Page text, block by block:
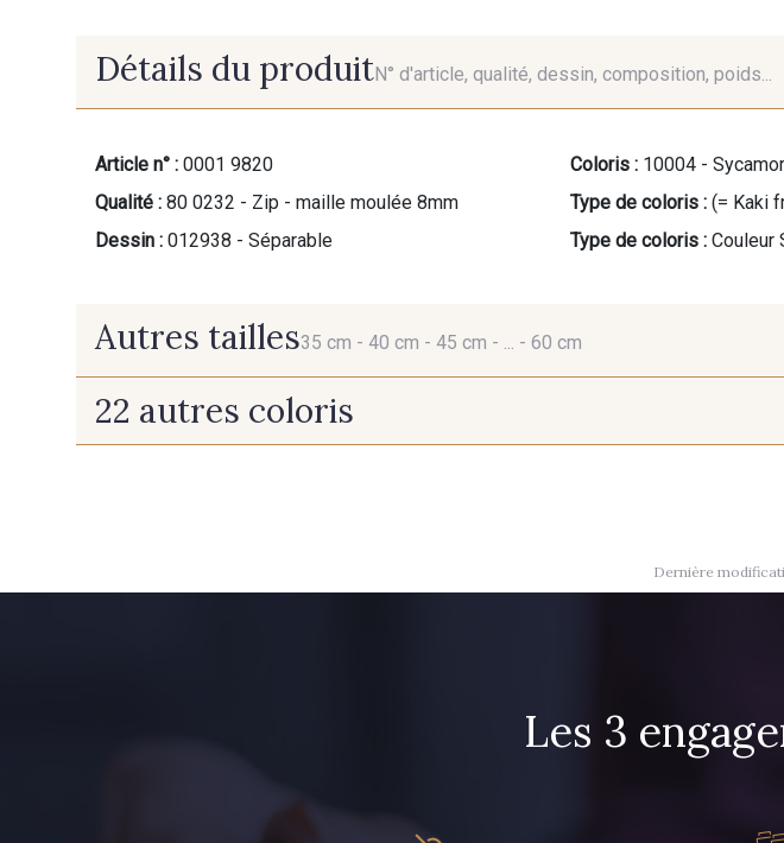
Détails du produitN° d'article, qualité, dessin, composition, poids...
Article n° : 0001 9820
Qualité : 80 0232 - Zip - maille moulée 8mm
Dessin : 012938 - Séparable
Coloris : 10004 -
Type de coloris : (= Kaki
Type de coloris : Couleur
Autres tailles35 cm - 40 cm - 45 cm - ... - 60 cm
35 cm
22 autres coloris
7994 - Indigo foncé
9491 - Gris Silex
Dernière
Les 3